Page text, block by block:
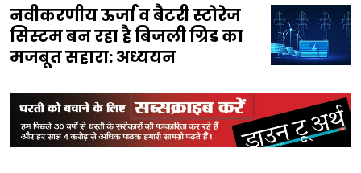
नवीकरणीय ऊर्जा व बैटरी स्टोरेज
सिस्टम बन रहा है बिजली ग्रिड का
मजबूत सहारा: अध्ययन